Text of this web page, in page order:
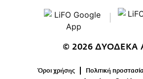
© 2026 ΔΥΟΔΕΚΑ
Όροι χρήσης
Πολιτική